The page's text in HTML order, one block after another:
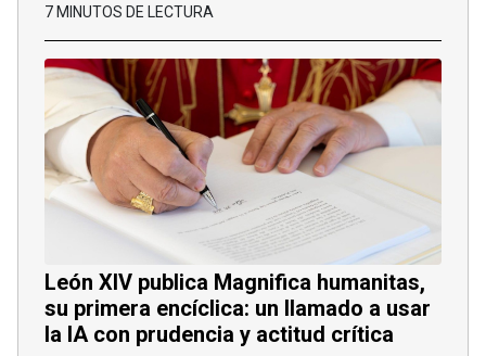
7 MINUTOS DE LECTURA
León XIV publica Magnifica humanitas,
su primera encíclica: un llamado a usar
la IA con prudencia y actitud crítica